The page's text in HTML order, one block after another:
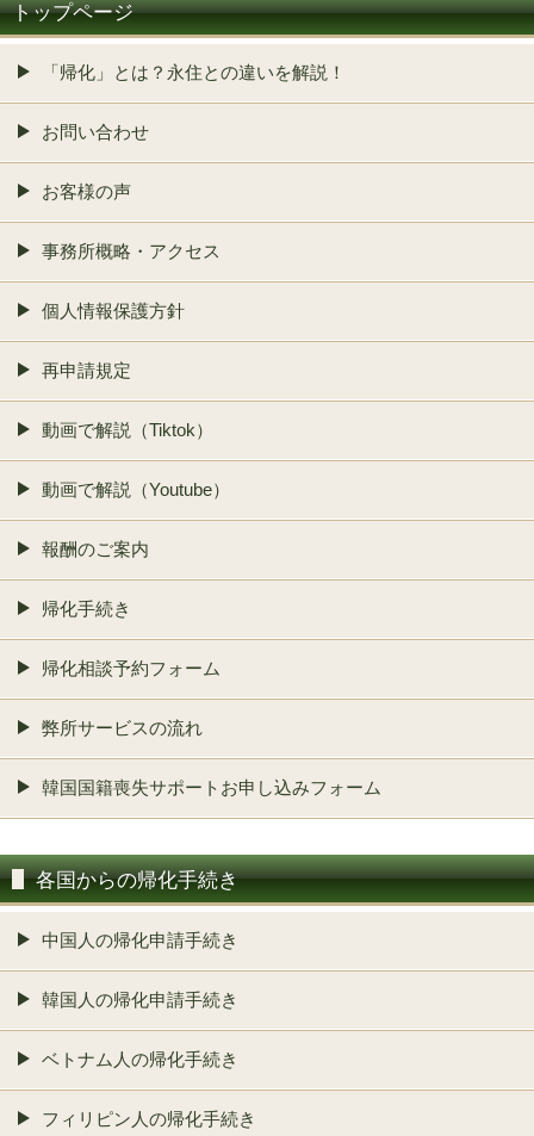
トップページ
「帰化」とは？永住との違いを解説！
お問い合わせ
お客様の声
事務所概略・アクセス
個人情報保護方針
再申請規定
動画で解説（Tiktok）
動画で解説（Youtube）
報酬のご案内
帰化手続き
帰化相談予約フォーム
弊所サービスの流れ
韓国国籍喪失サポートお申し込みフォーム
各国からの帰化手続き
中国人の帰化申請手続き
韓国人の帰化申請手続き
ベトナム人の帰化手続き
フィリピン人の帰化手続き